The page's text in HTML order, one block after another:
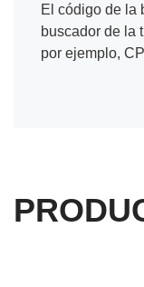
El código de la
buscador de la
por ejemplo,